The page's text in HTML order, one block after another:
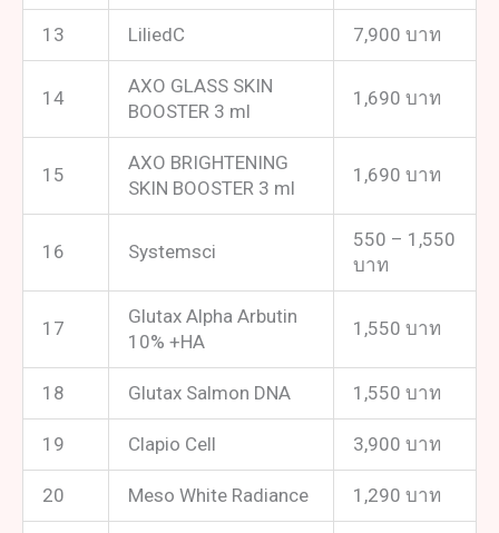
13 LiliedC 7,900 บาท
14
AXO GLASS SKIN
BOOSTER 3 ml
1,690 บาท
15
AXO BRIGHTENING
SKIN BOOSTER 3 ml
1,690 บาท
16 Systemsci
550 – 1,550
บาท
17
Glutax Alpha Arbutin
10% +HA
1,550 บาท
18 Glutax Salmon DNA 1,550 บาท
19 Clapio Cell 3,900 บาท
20 Meso White Radiance 1,290 บาท